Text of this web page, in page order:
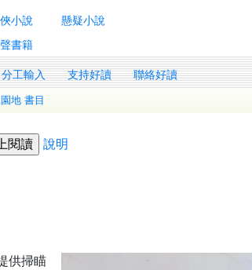
小說
懸疑小說
書籍
分工輸入 支持好讀 聯絡好讀
地 書目
說明
供掃瞄